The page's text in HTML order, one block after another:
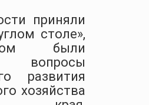
приняли
столе»,
были
вопросы
развития
хозяйства